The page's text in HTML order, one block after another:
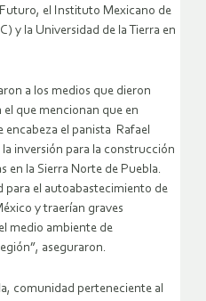
el Instituto Mexicano de
y la Universidad de la Tierra en
a los medios que dieron
que mencionan que en
encabeza el panista Rafael
inversión para la construcción
en la Sierra Norte de Puebla.
para el autoabastecimiento de
y traerían graves
medio ambiente de
aseguraron.
comunidad perteneciente al